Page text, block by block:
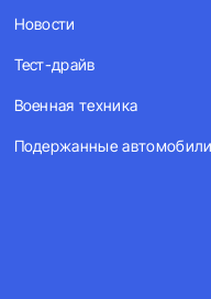
Новости
Тест-драйв
Военная техника
Подержанные автомобили